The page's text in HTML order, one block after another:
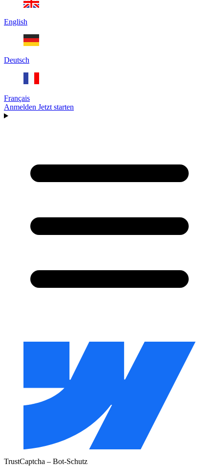
English
Deutsch
Français
Anmelden Jetzt starten
TrustCaptcha – Bot-Schutz